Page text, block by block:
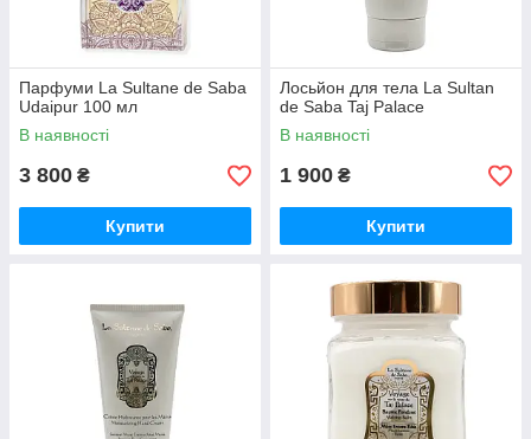
Парфуми La Sultane de Saba
Udaipur 100 мл
В наявності
3 800 ₴
Купити
Лосьйон для тела La Sultan
de Saba Taj Palace
В наявності
1 900 ₴
Купити